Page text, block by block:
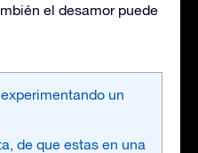
el desamor puede
un
de que estas en una